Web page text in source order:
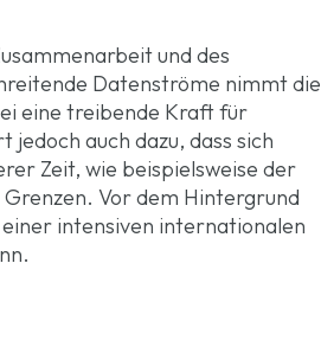
und des
Datenströme nimmt die
eine treibende Kraft für
auch dazu, dass sich
Zeit, wie beispielsweise der
Vor dem Hintergrund
intensiven internationalen